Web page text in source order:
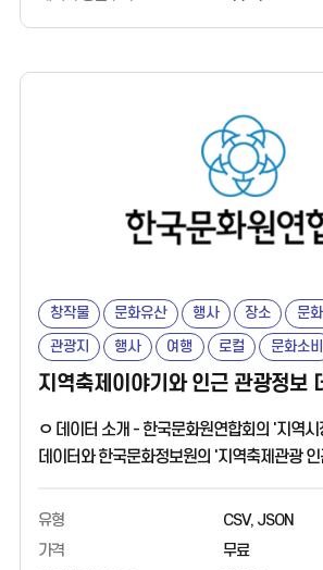
지역문화 콘텐츠 포털 지역N문화
창작물 문화유산 행사 장소 문
관광지 행사 여행 로컬 문화소비
JSON 무료
지역축제이야기와 인근 관광정보
ㅇ 데이터 소개 - 한국문화원연합회의 '지역시장과 지역이야기'
데이터와 한국문화정보원의 '지역축제관광
연관된 스토리텔링 연구 - 음식·인물·전통·역사·자연 등 주요
축제의 동향 분석 - 지역축제 인근 지역경제 활성화를 위한 정책·
유형
CSV, JSON
가격
무료